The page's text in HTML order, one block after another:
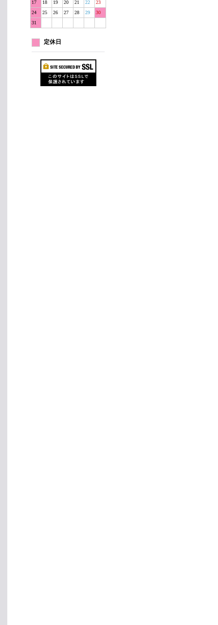
17 18 19 20 21 22
23
24
25 26 27 28 29
30
31
定休日